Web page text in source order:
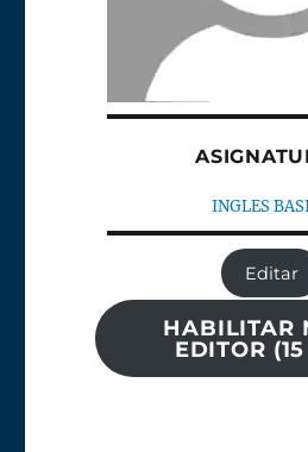
INGLES
Editar
HABILITAR
EDITOR